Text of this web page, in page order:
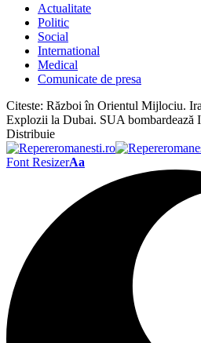
Actualitate
Politic
Social
International
Medical
Comunicate de presa
Citeste: Război în Orientul Mijlociu.
Explozii la Dubai. SUA bombardează
Distribuie
Font ResizerAa